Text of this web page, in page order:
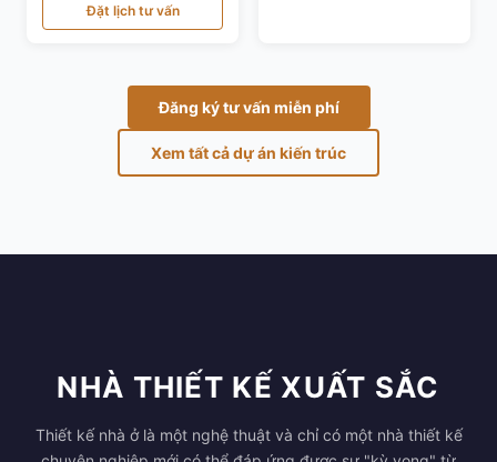
Đặt lịch tư vấn
Đăng ký tư vấn miễn phí
Xem tất cả dự án kiến trúc
NHÀ THIẾT KẾ XUẤT SẮC
Thiết kế nhà ở là một nghệ thuật và chỉ có một nhà thiết kế